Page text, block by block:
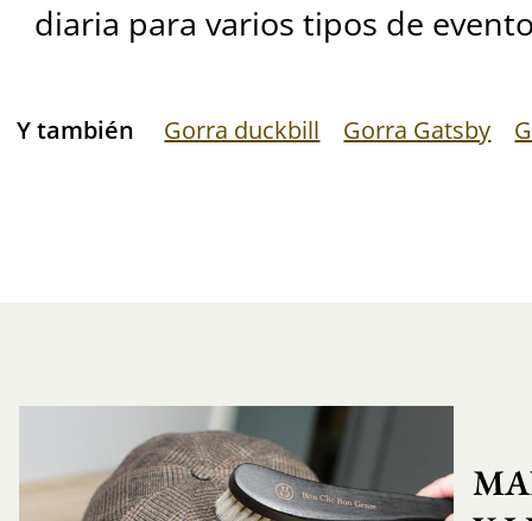
diaria para varios tipos de
Y también Gorra duckbill Gorra Gatsby